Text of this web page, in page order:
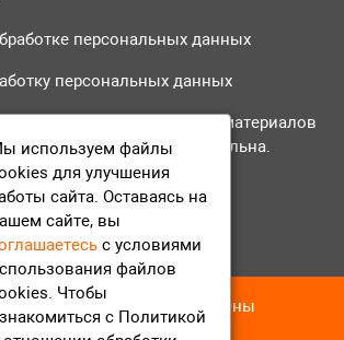
персональных данных
персональных данных
использовании материалов
на tvr24.tv обязательна.
551-04-95
ТВР24 Все права защищены
используем файлы
для улучшения
сайта. Оставаясь на
сайте, вы
с условиями
файлов
Чтобы
с Политикой